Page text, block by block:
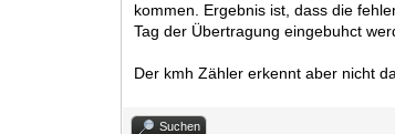
kommen. Ergebnis ist, dass die
Tag der Übertragung eingebuhct
Der kmh Zähler erkennt aber nicht
Suchen